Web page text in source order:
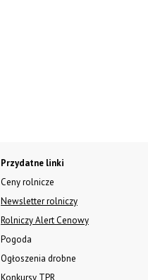
Przydatne linki
Ceny rolnicze
Newsletter rolniczy
Rolniczy Alert Cenowy
Pogoda
Ogłoszenia drobne